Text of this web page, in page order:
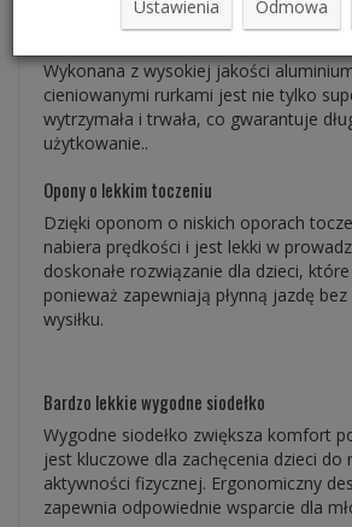
Superlekka rama
Wykonana z wysokiej jakości
cieniowanymi rurkami jest nie tylko
wytrzymała i trwała, co gwarantuje
użytkowanie..
Opony o lekkim toczeniu
Dzięki oponom o niskich oporach
nabiera prędkości i jest lekki w
doskonałe rozwiązanie dla dzieci,
ponieważ zapewniają płynną jazdę
wysiłku.
Bardzo lekkie wygodne siodełko
Wygodne siodełko zwiększa komfort
jest kluczowe dla zachęcenia dzieci do
aktywności fizycznej. Ergonomiczny
zapewnia odpowiednie wsparcie dla
Ustawienia Odmowa